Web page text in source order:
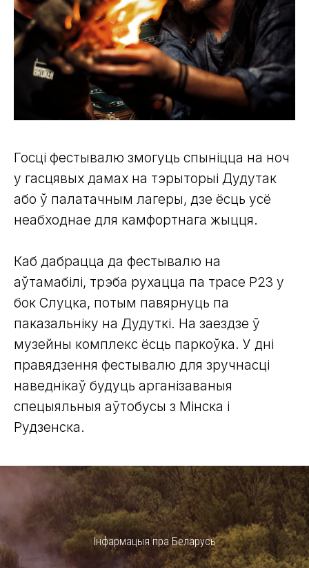
Госці фестывалю змогуць спыніцца на ноч
у гасцявых дамах на тэрыторыі Дудутак
або ў палатачным лагеры, дзе ёсць усё
неабходнае для камфортнага жыцця.
Каб дабрацца да фестывалю на
аўтамабілі, трэба рухацца па трасе Р23 у
бок Слуцка, потым павярнуць па
паказальніку на Дудуткі. На заездзе ў
музейны комплекс ёсць паркоўка. У дні
правядзення фестывалю для зручнасці
наведнікаў будуць арганізаваныя
спецыяльныя аўтобусы з Мінска і
Рудзенска.
Інфармацыя пра Беларусь